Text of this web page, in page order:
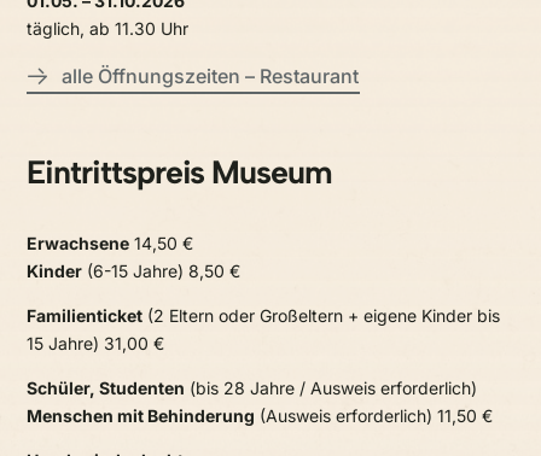
täglich, ab 11.30 Uhr
alle Öffnungszeiten – Restaurant
Eintrittspreis Museum
Erwachsene 14,50 €
Kinder (6-15 Jahre) 8,50 €
Familienticket (2 Eltern oder Großeltern + eigene Kinder bis
15 Jahre) 31,00 €
Schüler, Studenten (bis 28 Jahre / Ausweis erforderlich)
Menschen mit Behinderung (Ausweis erforderlich) 11,50 €